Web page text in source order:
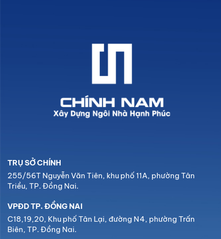
TRỤ SỞ CHÍNH
255/56T Nguyễn Văn Tiên, khu phố 11A, phường Tân
Triều, TP. Đồng Nai.
VPĐD TP. ĐỒNG NAI
C18,19,20, Khu phố Tân Lại, đường N4, phường Trấn
Biên, TP. Đồng Nai.